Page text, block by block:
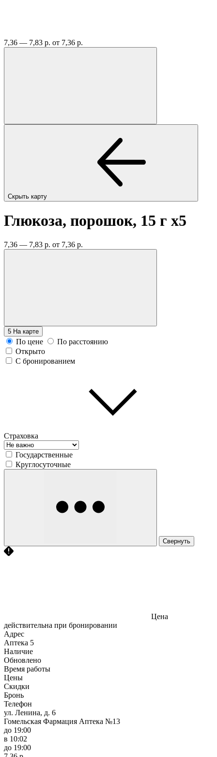
7,36 — 7,83 р. от 7,36 р.
Скрыть карту
Глюкоза, порошок, 15 г x5
7,36 — 7,83 р. от 7,36 р.
5 На карте
По цене
По расстоянию
Открыто
С бронированием
Страховка
Государственные
Круглосуточные
Свернуть
Цена
действительна при бронировании
Адрес
Аптека 5
Наличие
Обновлено
Время работы
Цены
Скидки
Бронь
Телефон
ул. Ленина, д. 6
Гомельская Фармация Аптека №13
до 19:00
в 10:02
до 19:00